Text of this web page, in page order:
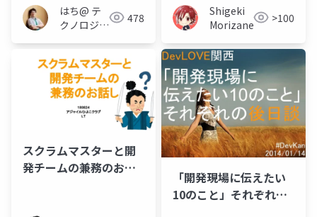
はち@ テ
クノロジー
478
Shigeki
Morizane
>100
スクラムマスターと開
発チームの兼務のお話
「開発現場に伝えたい
10のこと」それぞれの